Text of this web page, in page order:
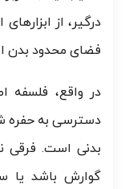
درگیر، از
فضای محدود بدن
در واقع، فلسفه
دسترسی به حفره
بدنی است. فرقی
گوارش باشد یا